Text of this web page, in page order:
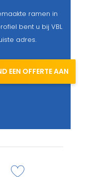
ramen in
bent u bij VBL
adres.
EEN OFFERTE AAN